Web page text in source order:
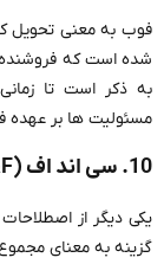
فوب به معنی تحویل
شده است که فروشنده
به ذکر است تا
مسئولیت ها بر عهده
10. سی اند اف (C&F)
یکی دیگر از
گزینه به معنای